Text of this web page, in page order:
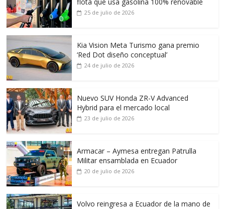
25 de julio de 2026
Kia Vision Meta Turismo gana premio
‘Red Dot diseño conceptual’
24 de julio de 2026
Nuevo SUV Honda ZR-V Advanced
Hybrid para el mercado local
23 de julio de 2026
Armacar – Aymesa entregan Patrulla
Militar ensamblada en Ecuador
20 de julio de 2026
Volvo reingresa a Ecuador de la mano de